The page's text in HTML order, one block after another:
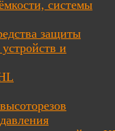
системы
защиты
и